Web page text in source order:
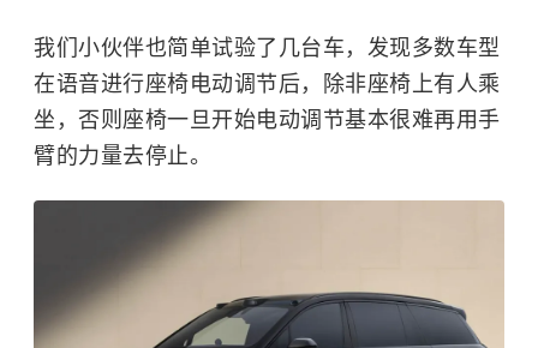
我们小伙伴也简单试验了几台车，发现多数车型
在语音进行座椅电动调节后，除非座椅上有人乘
坐，否则座椅一旦开始电动调节基本很难再用手
臂的力量去停止。